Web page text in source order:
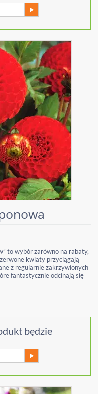
to wybór zarówno na rabaty,
kwiaty przyciągają
z regularnie zakrzywionych
fantastycznie odcinają się
będzie